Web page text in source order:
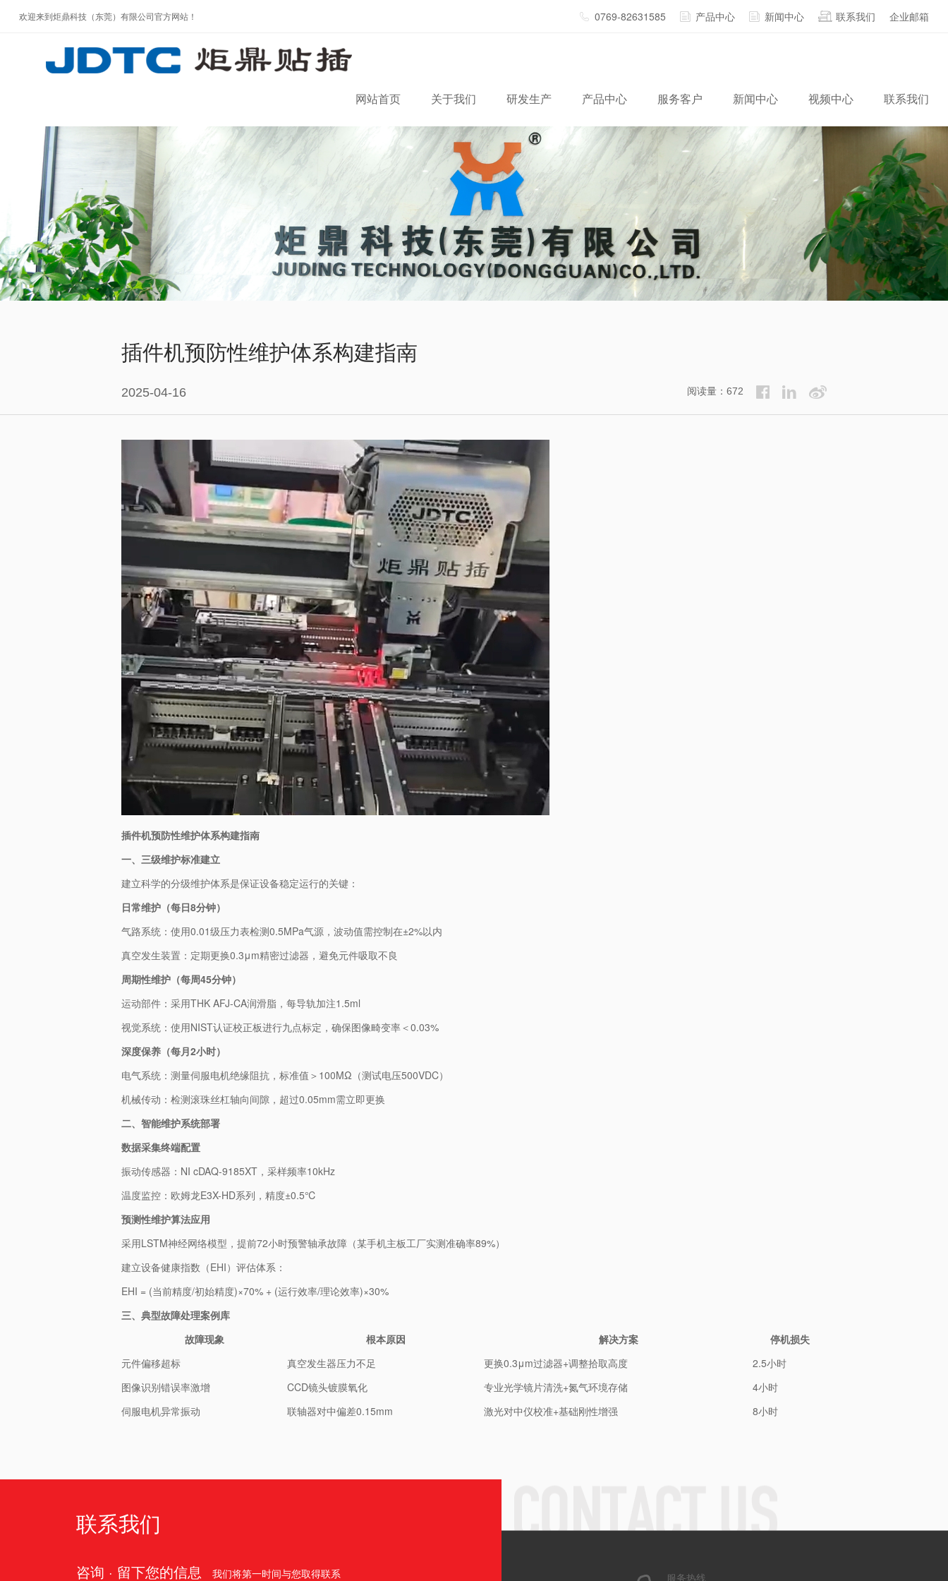
欢迎来到炬鼎科技（东莞）有限公司官方网站！ 0769-82631585 产品中心 新闻中心 联系我们 企业邮箱
网站首页 关于我们 研发生产 产品中心 服务客户 新闻中心 视频中心 联系我们
插件机预防性维护体系构建指南
2025-04-16 阅读量：672
插件机预防性维护体系构建指南
一、三级维护标准建立
建立科学的分级维护体系是保证设备稳定运行的关键：
日常维护（每日8分钟）
气路系统：使用0.01级压力表检测0.5MPa气源，波动值需控制在±2%以内
真空发生装置：定期更换0.3μm精密过滤器，避免元件吸取不良
周期性维护（每周45分钟）
运动部件：采用THK AFJ-CA润滑脂，每导轨加注1.5ml
视觉系统：使用NIST认证校正板进行九点标定，确保图像畸变率＜0.03%
深度保养（每月2小时）
电气系统：测量伺服电机绝缘阻抗，标准值＞100MΩ（测试电压500VDC）
机械传动：检测滚珠丝杠轴向间隙，超过0.05mm需立即更换
二、智能维护系统部署
数据采集终端配置
振动传感器：NI cDAQ-9185XT，采样频率10kHz
温度监控：欧姆龙E3X-HD系列，精度±0.5℃
预测性维护算法应用
采用LSTM神经网络模型，提前72小时预警轴承故障（某手机主板工厂实测准确率89%）
建立设备健康指数（EHI）评估体系：
EHI = (当前精度/初始精度)×70% + (运行效率/理论效率)×30%
三、典型故障处理案例库
故障现象
根本原因 解决方案
停机损失
元件偏移超标
真空发生器压力不足 更换0.3μm过滤器+调整拾取高度
2.5小时
图像识别错误率激增
CCD镜头镀膜氧化 专业光学镜片清洗+氮气环境存储
4小时
伺服电机异常振动
联轴器对中偏差0.15mm 激光对中仪校准+基础刚性增强 8小时
联系我们
咨询 · 留下您的信息 我们将第一时间与您取得联系 服务热线